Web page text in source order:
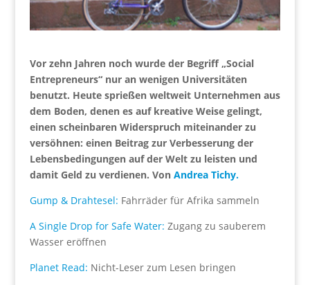
Vor zehn Jahren noch wurde der Begriff „Social
Entrepreneurs“ nur an wenigen Universitäten
benutzt. Heute sprießen weltweit Unternehmen aus
dem Boden, denen es auf kreative Weise gelingt,
einen scheinbaren Widerspruch miteinander zu
versöhnen: einen Beitrag zur Verbesserung der
Lebensbedingungen auf der Welt zu leisten und
damit Geld zu verdienen. Von Andrea Tichy.
Gump & Drahtesel: Fahrräder für Afrika sammeln
A Single Drop for Safe Water: Zugang zu sauberem
Wasser eröffnen
Planet Read: Nicht-Leser zum Lesen bringen